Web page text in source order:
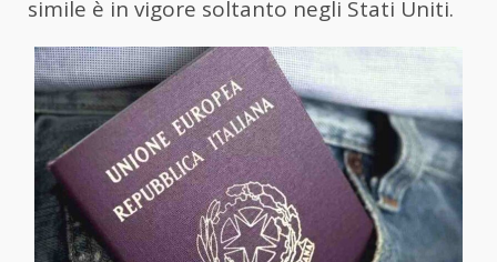
simile è in vigore soltanto negli Stati Uniti.